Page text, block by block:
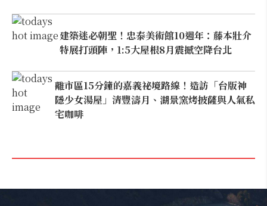
建築迷必朝聖！忠泰美術館10週年：藤本壯介
特展打頭陣，1:5大屋根8月震撼空降台北
離市區15分鐘的嘉義祕境路線！造訪「台版神
隱少女湯屋」清豐濤月、湖景窯烤披薩與人氣私
宅咖啡